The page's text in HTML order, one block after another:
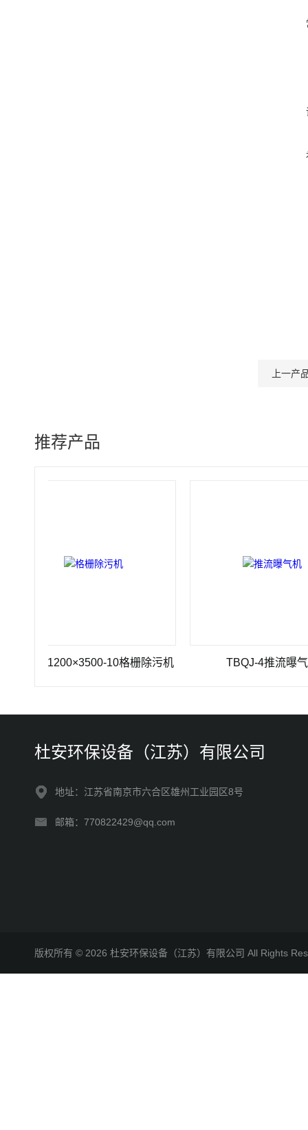
上一产
推荐产品
1200×3500-10格栅除污机 TBQJ-4推流曝气机
杜安环保设备（江苏）有限公司
地址：江苏省南京市六合区雄州工业园区8号
邮箱：770822429@qq.com
版权所有 © 2026 杜安环保设备（江苏）有限公司 All Rights